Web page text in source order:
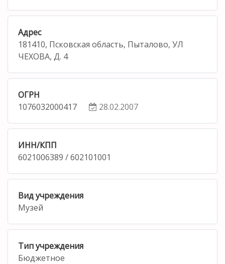
Адрес
181410, Псковская область, Пыталово, УЛ
ЧЕХОВА, Д. 4
ОГРН
1076032000417
28.02.2007
ИНН/КПП
6021006389 / 602101001
Вид учреждения
Музей
Тип учреждения
Бюджетное